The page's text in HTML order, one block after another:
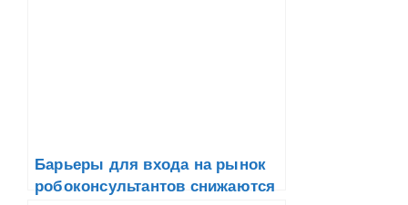
Барьеры для входа на рынок
робоконсультантов снижаются